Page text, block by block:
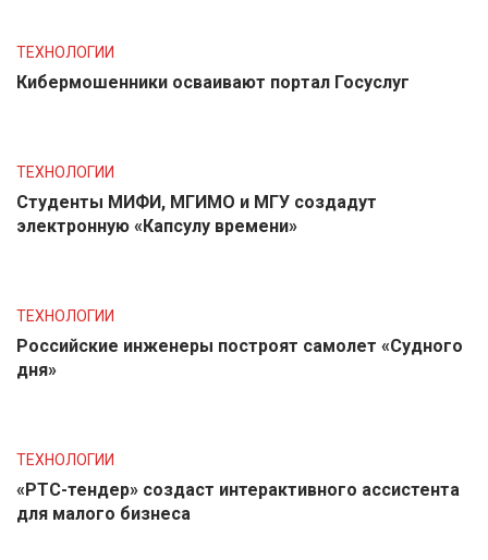
ТЕХНОЛОГИИ
Кибермошенники осваивают портал Госуслуг
ТЕХНОЛОГИИ
Студенты МИФИ, МГИМО и МГУ создадут
электронную «Капсулу времени»
ТЕХНОЛОГИИ
Российские инженеры построят самолет «Судного
дня»
ТЕХНОЛОГИИ
«РТС-тендер» создаст интерактивного ассистента
для малого бизнеса